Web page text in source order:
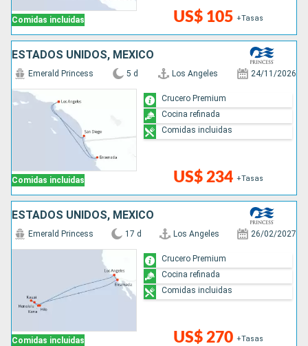
Comidas incluidas US$ 105 +Tasas
ESTADOS UNIDOS, MÉXICO
Comidas incluidas
Emerald Princess 5 d Los Angeles 24/11/2026
US$ 234 +Tasas
Crucero Premium
Cocina refinada
Comidas incluidas
ESTADOS UNIDOS, MÉXICO
Comidas incluidas
Emerald Princess 17 d Los Angeles 26/02/2027
US$ 270 +Tasas
Crucero Premium
Cocina refinada
Comidas incluidas